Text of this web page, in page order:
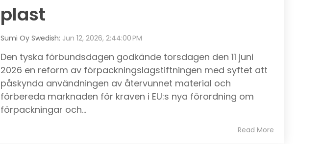
plast
Sumi Oy Swedish: Jun 12, 2026, 2:44:00 PM
Den tyska förbundsdagen godkände torsdagen den 11 juni
2026 en reform av förpackningslagstiftningen med syftet att
påskynda användningen av återvunnet material och
förbereda marknaden för kraven i EU:s nya förordning om
förpackningar och...
Read More